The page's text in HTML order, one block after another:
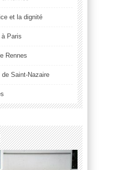
et la dignité
Paris
Rennes
Saint-Nazaire